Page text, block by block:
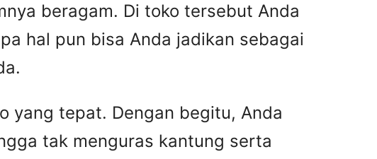
beragam. Di toko tersebut Anda
hal pun bisa Anda jadikan sebagai
yang tepat. Dengan begitu, Anda
tak menguras kantung serta